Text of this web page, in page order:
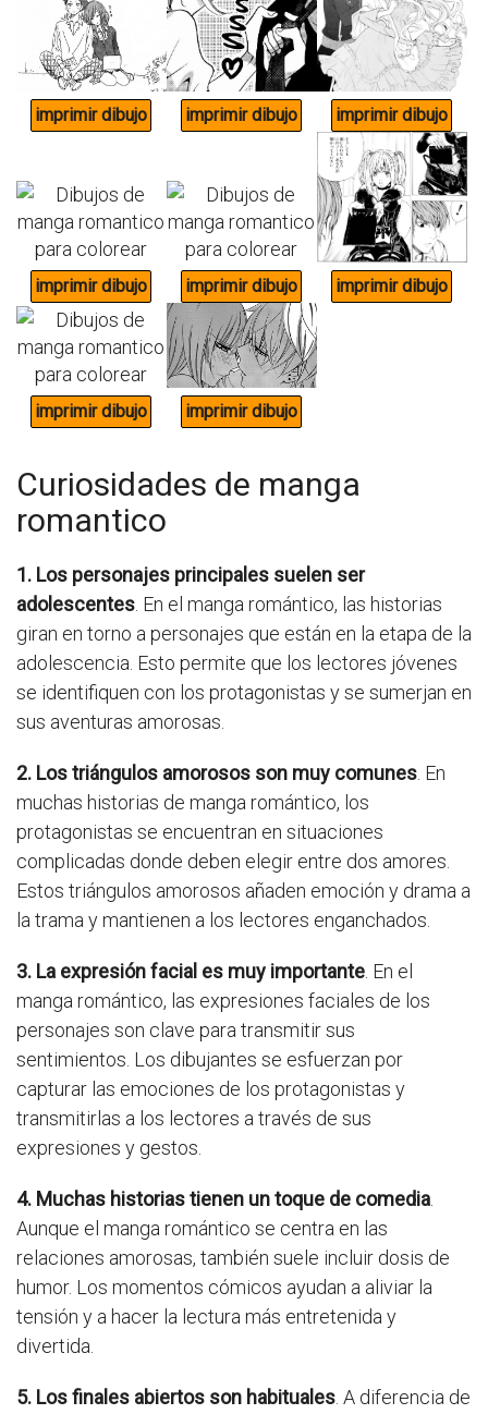
Curiosidades de manga
romantico
1. Los personajes principales suelen ser
adolescentes . En el manga romántico, las historias
giran en torno a personajes que están en la etapa de la
adolescencia. Esto permite que los lectores jóvenes
se identifiquen con los protagonistas y se sumerjan en
sus aventuras amorosas.
2. Los triángulos amorosos son muy comunes . En
muchas historias de manga romántico, los
protagonistas se encuentran en situaciones
complicadas donde deben elegir entre dos amores.
Estos triángulos amorosos añaden emoción y drama a
la trama y mantienen a los lectores enganchados.
3. La expresión facial es muy importante . En el
manga romántico, las expresiones faciales de los
personajes son clave para transmitir sus
sentimientos. Los dibujantes se esfuerzan por
capturar las emociones de los protagonistas y
transmitirlas a los lectores a través de sus
expresiones y gestos.
4. Muchas historias tienen un toque de comedia
Aunque el manga romántico se centra en las
relaciones amorosas, también suele incluir dosis de
humor. Los momentos cómicos ayudan a aliviar la
tensión y a hacer la lectura más entretenida y
divertida.
5. Los finales abiertos son habituales . A diferencia de